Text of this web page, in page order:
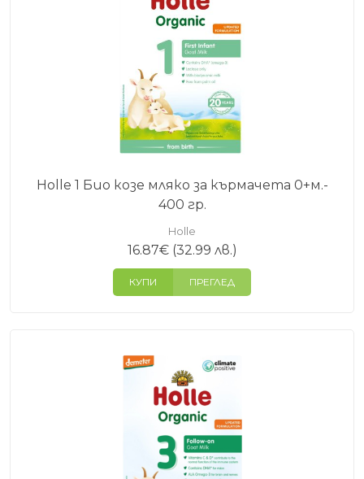
Holle 1 Био козе мляко за кърмачета 0+м.-
400 гр.
Holle
16.87€(32.99 лв.)
КУПИ ПРЕГЛЕД